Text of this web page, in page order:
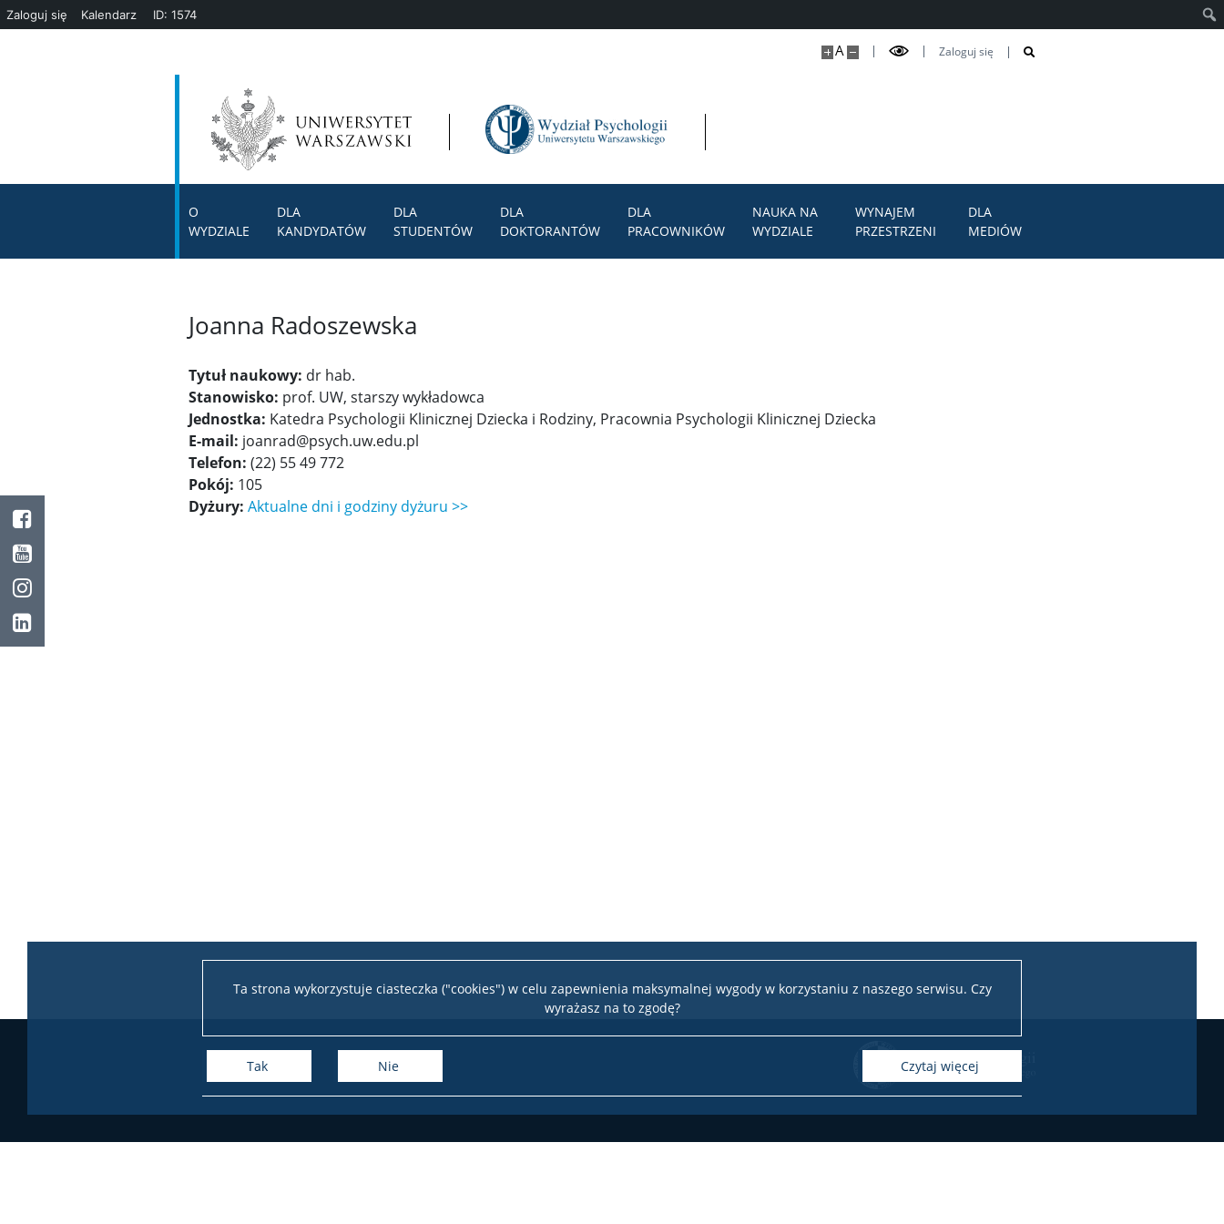
Ta strona wykorzystuje ciasteczka ("cookies") w celu zapewnienia maksymalnej wygody w korzystaniu z naszego serwisu. Czy
wyrażasz na to zgodę?
Tak Nie czytaj więcej
A Zaloguj się
O
WYDZIALE
DLA
KANDYDATÓW
DLA
STUDENTÓW
DLA
DOKTORANTÓW
DLA
PRACOWNIKÓW
NAUKA NA
WYDZIALE
WYNAJEM
PRZESTRZENI
DLA
MEDIÓW
Joanna Radoszewska
Tytuł naukowy: dr hab.
Stanowisko: prof. UW, starszy wykładowca
Jednostka: Katedra Psychologii Klinicznej Dziecka i Rodziny, Pracownia Psychologii Klinicznej Dziecka
E-mail: joanrad@psych.uw.edu.pl
Telefon: (22) 55 49 772
Pokój: 105
Dyżury: Aktualne dni i godziny dyżuru >>
Zaloguj się Kalendarz
ID: 1574